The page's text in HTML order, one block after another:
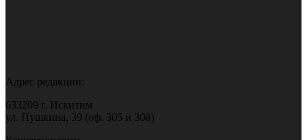
Адрес редакции:
633209 г. Искитим
ул. Пушкина, 39 (оф. 305 и 308)